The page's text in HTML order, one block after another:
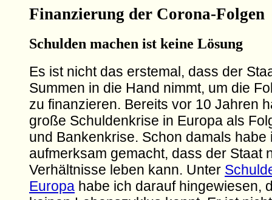
Finanzierung der Corona-Folgen
Schulden machen ist keine Lösung
Es ist nicht das erstemal, dass der
Summen in die Hand nimmt, um die
zu finanzieren. Bereits vor 10 Jahren
große Schuldenkrise in Europa als
und Bankenkrise. Schon damals habe
aufmerksam gemacht, dass der Staat
Verhältnisse leben kann. Unter
Europa habe ich darauf hingewiesen,